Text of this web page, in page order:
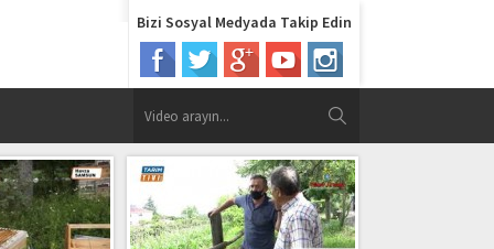
Bizi Sosyal Medyada Takip Edin